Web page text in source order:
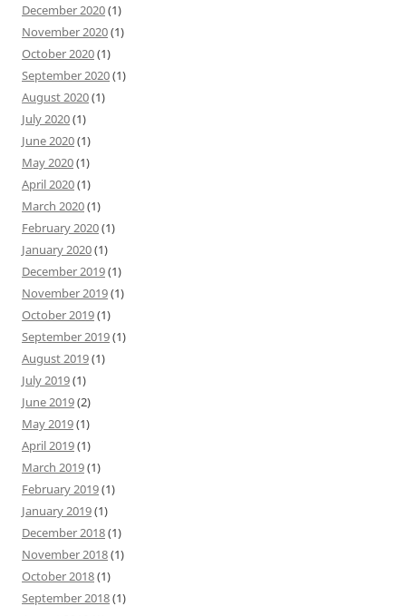
December 2020(1)
November 2020(1)
October 2020(1)
September 2020(1)
August 2020(1)
July 2020(1)
June 2020(1)
May 2020(1)
April 2020(1)
March 2020(1)
February 2020(1)
January 2020(1)
December 2019(1)
November 2019(1)
October 2019(1)
September 2019(1)
August 2019(1)
July 2019(1)
June 2019(2)
May 2019(1)
April 2019(1)
March 2019(1)
February 2019(1)
January 2019(1)
December 2018(1)
November 2018(1)
October 2018(1)
September 2018(1)